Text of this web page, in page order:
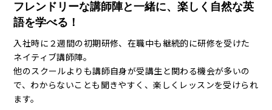
フレンドリーな講師陣と一緒に、楽しく自然な英
語を学べる！
入社時に２週間の初期研修、在職中も継続的に研修を受けた
ネイティブ講師陣。
他のスクールよりも講師自身が受講生と関わる機会が多いの
で、わからないことも聞きやすく、楽しくレッスンを受けられ
ます。